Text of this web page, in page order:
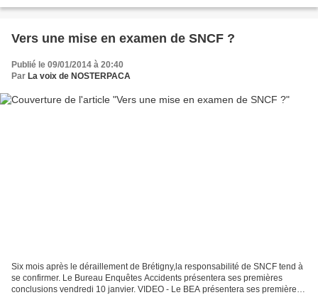
Vers une mise en examen de SNCF ?
Publié le 09/01/2014 à 20:40
Par La voix de NOSTERPACA
Six mois après le déraillement de Brétigny,la responsabilité de SNCF tend à
se confirmer. Le Bureau Enquêtes Accidents présentera ses premières
conclusions vendredi 10 janvier. VIDEO - Le BEA présentera ses premières